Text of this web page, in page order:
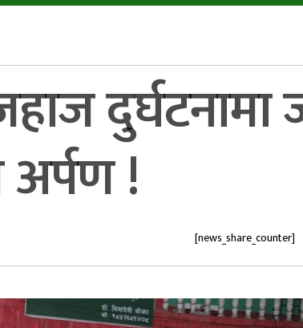
दुर्घटनामा
अर्पण !
[news_share_counter]